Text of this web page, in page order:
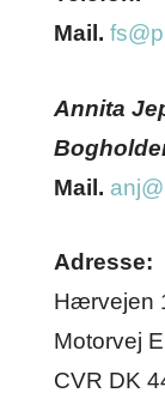
Mail.
Annita
Mail.
Adresse:
Hærvejen
Motorvej
CVR DK